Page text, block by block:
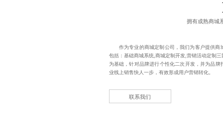
拥有成熟商城
作为专业的商城定制公司，我们为客户提供商
包括：基础商城系统,商城定制开发,营销活动定制
为基础，针对品牌进行个性化二次开发，并为品牌
业线上销售快人一步，有效形成用户营销转化。
联系我们